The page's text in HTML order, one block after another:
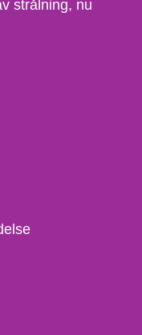
strålning, nu